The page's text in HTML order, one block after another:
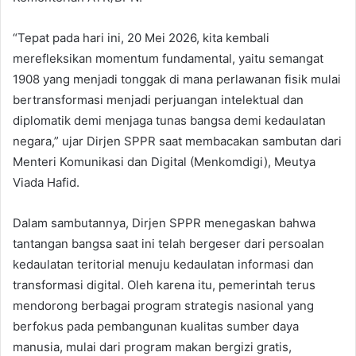
“Tepat pada hari ini, 20 Mei 2026, kita kembali
merefleksikan momentum fundamental, yaitu semangat
1908 yang menjadi tonggak di mana perlawanan fisik mulai
bertransformasi menjadi perjuangan intelektual dan
diplomatik demi menjaga tunas bangsa demi kedaulatan
negara,” ujar Dirjen SPPR saat membacakan sambutan dari
Menteri Komunikasi dan Digital (Menkomdigi), Meutya
Viada Hafid.
Dalam sambutannya, Dirjen SPPR menegaskan bahwa
tantangan bangsa saat ini telah bergeser dari persoalan
kedaulatan teritorial menuju kedaulatan informasi dan
transformasi digital. Oleh karena itu, pemerintah terus
mendorong berbagai program strategis nasional yang
berfokus pada pembangunan kualitas sumber daya
manusia, mulai dari program makan bergizi gratis,